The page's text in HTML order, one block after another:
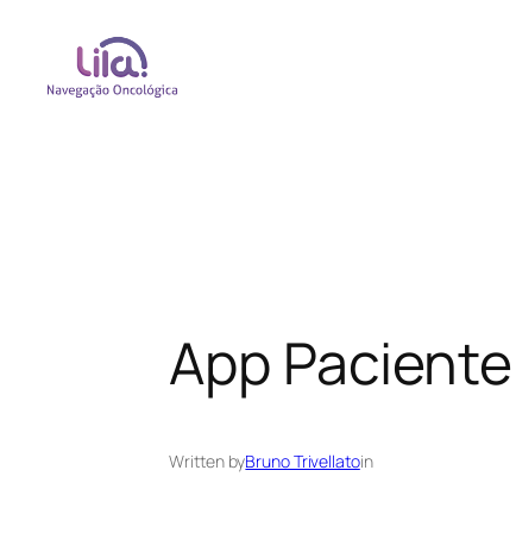
App Paciente
Written byBruno Trivellatoin